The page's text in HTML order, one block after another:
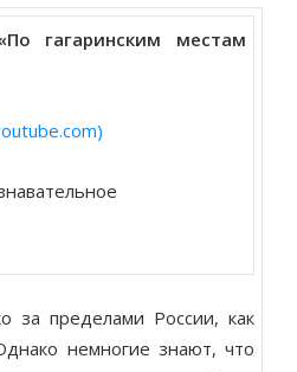
гагаринским местам
за пределами России, как
немногие знают, что